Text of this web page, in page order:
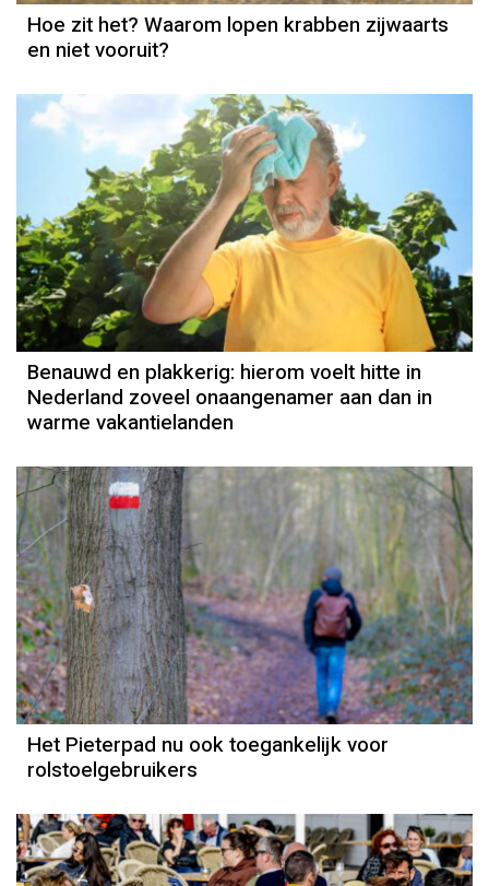
Hoe zit het? Waarom lopen krabben zijwaarts
en niet vooruit?
Benauwd en plakkerig: hierom voelt hitte in
Nederland zoveel onaangenamer aan dan in
warme vakantielanden
Het Pieterpad nu ook toegankelijk voor
rolstoelgebruikers